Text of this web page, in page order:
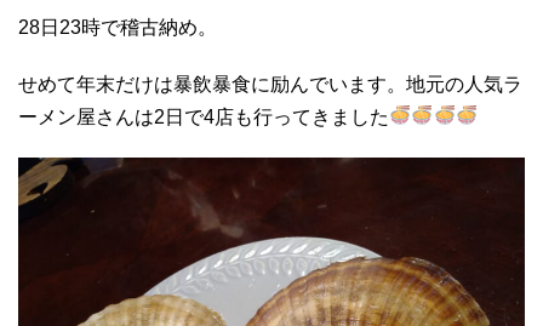
28日23時で稽古納め。
せめて年末だけは暴飲暴食に励んでいます。地元の人気ラ
ーメン屋さんは2日で4店も行ってきました